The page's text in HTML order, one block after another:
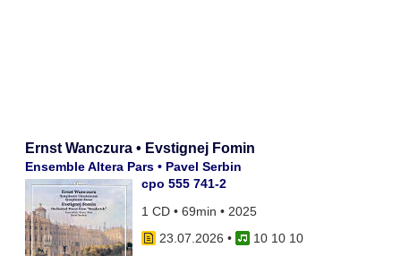
Ernst Wanczura • Evstignej Fomin
Ensemble Altera Pars • Pavel Serbin
cpo 555 741-2
1 CD • 69min • 2025
23.07.2026 •
10 10 10